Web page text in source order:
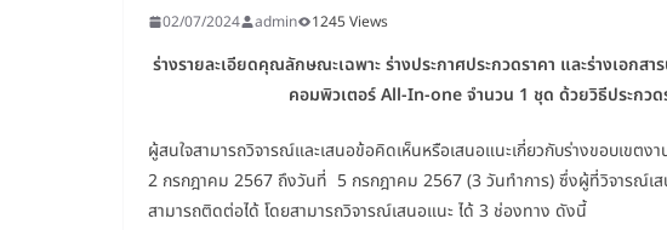
02/07/2024 admin 1245 Views
ร่างรายละเอียดคุณลักษณะเฉพาะ ร่างประกาศประกวดราคา และร่างเอกสา
คอมพิวเตอร์All-In-one จำนวน 1 ชุด ด้วยวิธีประกว
ผู้สนใจสามารถวิจารณ์และเสนอข้อคิดเห็นหรือเสนอแนะเกี่ยวกับร่างขอบเขต
2 กรกฎาคม 2567 ถึงวันที่ 5 กรกฎาคม 2567 (3 วันทำการ) ซึ่งผู้ที่วิจารณ์เ
สามารถติดต่อได้ โดยสามารถวิจารณ์เสนอแนะ ได้ 3 ช่องทาง ดังนี้